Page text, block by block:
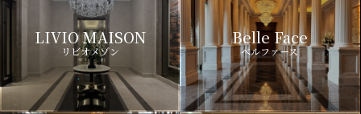
LIVIO MAISON
リビオメゾン
Belle Face
ベルファース